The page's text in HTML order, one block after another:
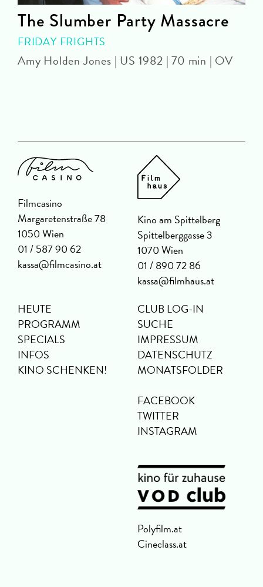
The Slumber Party Massacre
FRIDAY FRIGHTS
Amy Holden Jones | US 1982 | 70 min | OV
Filmcasino
Margaretenstraße 78
1050 Wien
01 / 587 90 62
kassa@filmcasino.at
Kino am Spittelberg
Spittelberggasse 3
1070 Wien
01 / 890 72 86
kassa@filmhaus.at
HEUTE
PROGRAMM
SPECIALS
INFOS
KINO SCHENKEN!
CLUB LOG-IN
SUCHE
IMPRESSUM
DATENSCHUTZ
MONATSFOLDER
FACEBOOK
TWITTER
INSTAGRAM
Polyfilm.at
Cineclass.at